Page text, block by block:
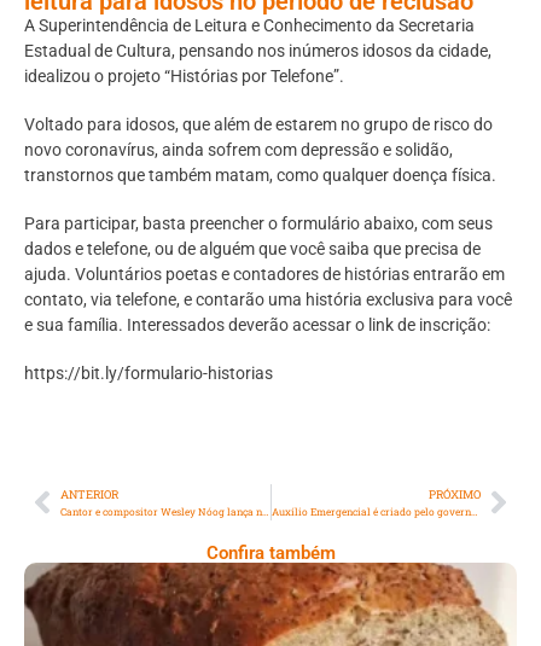
A Superintendência de Leitura e Conhecimento da Secretaria
Estadual de Cultura, pensando nos inúmeros idosos da cidade,
idealizou o projeto “Histórias por Telefone”.
Voltado para idosos, que além de estarem no grupo de risco do
novo coronavírus, ainda sofrem com depressão e solidão,
transtornos que também matam, como qualquer doença física.
Para participar, basta preencher o formulário abaixo, com seus
dados e telefone, ou de alguém que você saiba que precisa de
ajuda. Voluntários poetas e contadores de histórias entrarão em
contato, via telefone, e contarão uma história exclusiva para você
e sua família. Interessados deverão acessar o link de inscrição:
https://bit.ly/formulario-historias
ANTERIOR PRÓXIMO
Auxílio Emergencial é criado pelo governo federal para diminuir os impactos do coronavírus
Confira também